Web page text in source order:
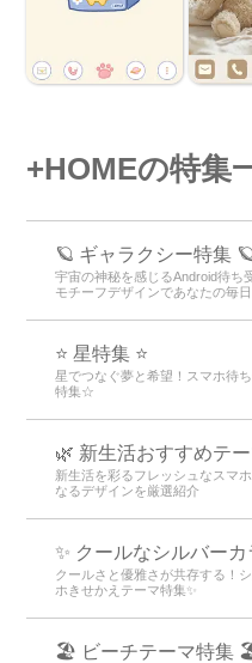
+HOMEの特集
🪐 ギャラクシー特集
宇宙の神秘を感じるAndroid待ち
モチーフデザインであなたの毎
⭐ 星特集 ⭐
星でつなぐ夢と希望！スマホ待
特集☆
🌿 新生活おすすめテ
新生活を彩るフレッシュなスマ
なるデザインを厳選紹介
✨ クールなシルバー
クールさと優雅さが共存する！
ホきせかえテーマ特集✨
🏖 ビーチテーマ特集